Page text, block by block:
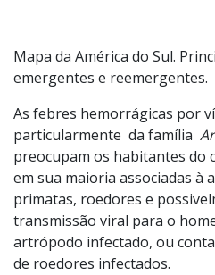
Mapa da América do Sul.
emergentes e reemergentes.
As febres hemorrágicas por
particularmente da família
preocupam os habitantes do
em sua maioria associadas à
primatas, roedores e
transmissão viral para o
artrópodo infectado, ou
de roedores infectados.